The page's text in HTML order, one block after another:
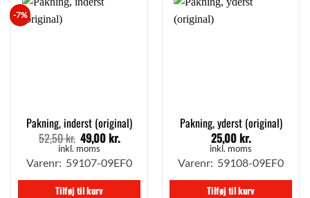
-7%
Pakning, inderst (original)
52,50kr. Den
oprindelige
pris
var:
52,50 kr..
49,00kr.
pris
er:
49,00 kr..
inkl. moms
Varenr: 59107-09EF0
Tilføj til kurv
Pakning, yderst (original)
25,00kr.
inkl. moms
Varenr: 59108-09EF0
Tilføj til kurv